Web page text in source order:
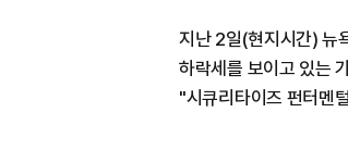
지난 2일(현지시간) 뉴
하락세를 보이고 있는
"시큐리타이즈 펀터멘